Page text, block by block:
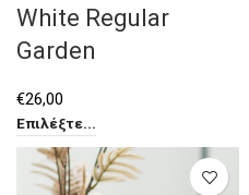
White Regular
Garden
€26,00
Επιλέξτε...